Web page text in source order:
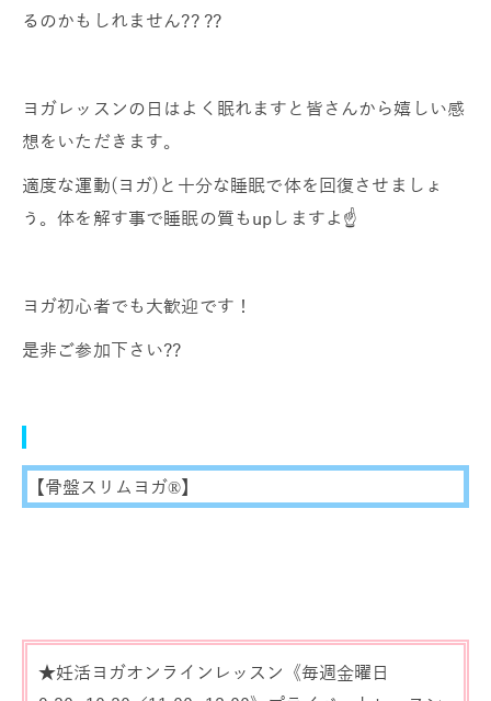
るのかもしれません?? ??
ヨガレッスンの日はよく眠れますと皆さんから嬉しい感
想をいただきます。
適度な運動(ヨガ)と十分な睡眠で体を回復させましょ
う。体を解す事で睡眠の質もupしますよ☝️
ヨガ初心者でも大歓迎です！
是非ご参加下さい??
【骨盤スリムヨガ®】
★妊活ヨガオンラインレッスン《毎週金曜日